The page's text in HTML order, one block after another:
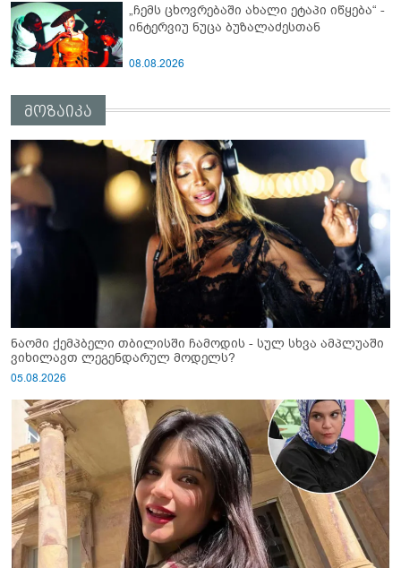
„ჩემს ცხოვრებაში ახალი ეტაპი იწყება“ -
ინტერვიუ ნუცა ბუზალაძესთან
08.08.2026
მოზაიკა
ნაომი ქემპბელი თბილისში ჩამოდის - სულ სხვა ამპლუაში
ვიხილავთ ლეგენდარულ მოდელს?
05.08.2026